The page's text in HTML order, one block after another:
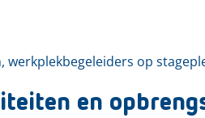
werkplekbegeleiders op
en